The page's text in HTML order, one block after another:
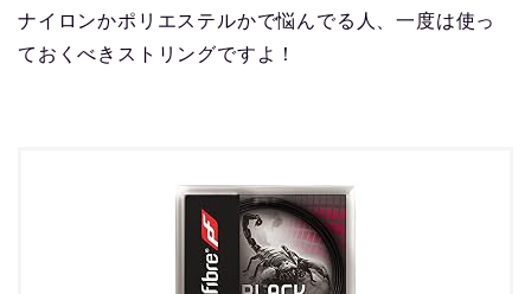
ナイロンかポリエステルかで悩んでる人、一度は使っ
ておくべきストリングですよ！